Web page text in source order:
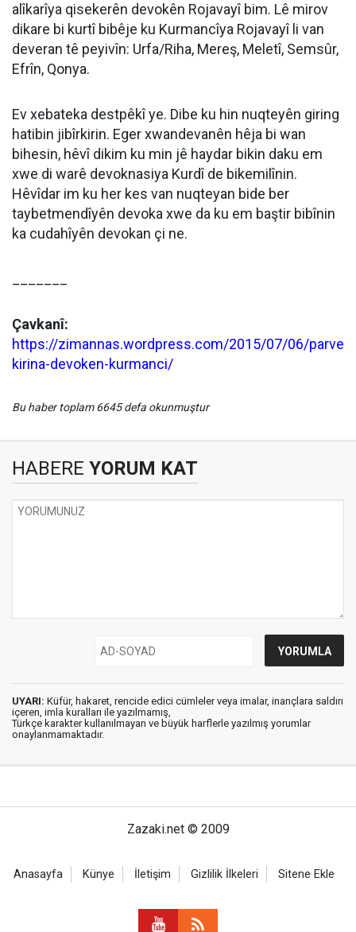
alîkarîya qisekerên devokên Rojavayî bim. Lê mirov
dikare bi kurtî bibêje ku Kurmancîya Rojavayî li van
deveran tê peyivîn: Urfa/Riha, Mereş, Meletî, Semsûr,
Efrîn, Qonya.
Ev xebateka destpêkî ye. Dibe ku hin nuqteyên giring
hatibin jibîrkirin. Eger xwandevanên hêja bi wan
bihesin, hêvî dikim ku min jê haydar bikin daku em
xwe di warê devoknasiya Kurdî de bikemilînin.
Hêvîdar im ku her kes van nuqteyan bide ber
taybetmendîyên devoka xwe da ku em baştir bibînin
ka cudahîyên devokan çi ne.
Çavkanî:
https://zimannas.wordpress.com/2015/07/06/parve
kirina-devoken-kurmanci/
Bu haber toplam 6645 defa okunmuştur
HABERE YORUM KAT
UYARI: Küfür, hakaret, rencide edici cümleler veya imalar, inançlara saldırı
içeren, imla kuralları ile yazılmamış,
Türkçe karakter kullanılmayan ve büyük harflerle yazılmış yorumlar
onaylanmamaktadır.
Zazaki.net © 2009
Anasayfa Künye İletişim Gizlilik İlkeleri Sitene Ekle